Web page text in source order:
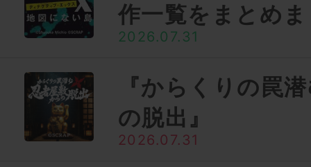
作一覧をまとめ
2026.07.31
『からくりの罠
の脱出』
2026.07.31